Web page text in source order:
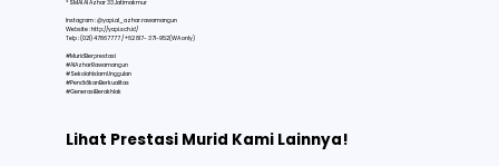
* SMAI Al Azhar 33 Jatimakmur
Instagram : @yapi.al_azhar.rawamangun
Website :http://yapi.sch.id/
Telp : (021) 47867777 / +62 817- 371-952(WA only)
#MuridBerprestasi
#AlAzharRawamangun
#SekolahIslamUnggulan
#PendidikanBerkualitas
#GenerasiBerakhlak
Lihat Prestasi Murid Kami Lainnya!